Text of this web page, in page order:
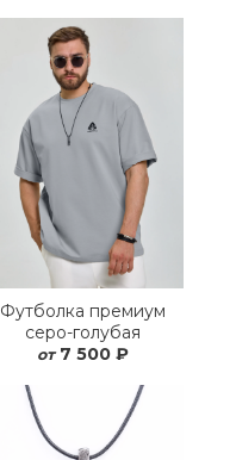
Футболка премиум
серо-голубая
от 7 500 ₽